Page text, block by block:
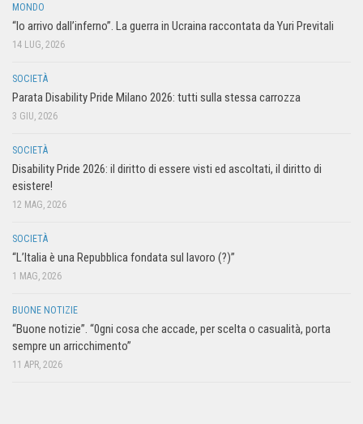
MONDO
“Io arrivo dall’inferno”. La guerra in Ucraina raccontata da Yuri Previtali
14 LUG, 2026
SOCIETÀ
Parata Disability Pride Milano 2026: tutti sulla stessa carrozza
3 GIU, 2026
SOCIETÀ
Disability Pride 2026: il diritto di essere visti ed ascoltati, il diritto di
esistere!
12 MAG, 2026
SOCIETÀ
“L’Italia è una Repubblica fondata sul lavoro (?)”
1 MAG, 2026
BUONE NOTIZIE
“Buone notizie”. “0gni cosa che accade, per scelta o casualità, porta
sempre un arricchimento”
11 APR, 2026